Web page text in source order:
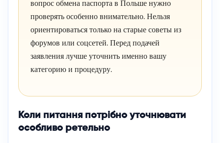
вопрос обмена паспорта в Польше нужно
проверять особенно внимательно. Нельзя
ориентироваться только на старые советы из
форумов или соцсетей. Перед подачей
заявления лучше уточнить именно вашу
категорию и процедуру.
Коли питання потрібно уточнювати
особливо ретельно